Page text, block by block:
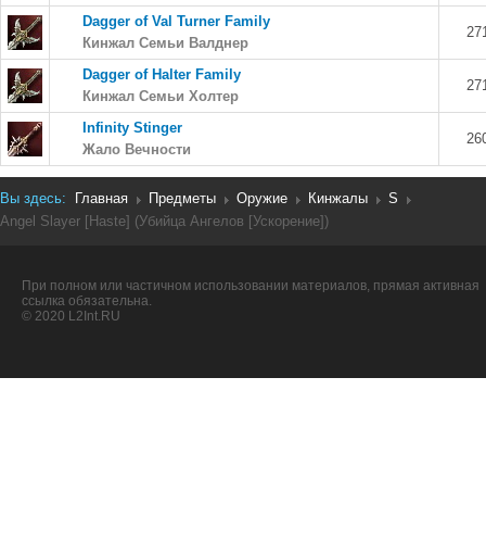
Dagger of Val Turner Family
Кинжал Семьи Валднер
Dagger of Halter Family
Кинжал Семьи Холтер
Infinity Stinger
Жало Вечности
Вы здесь: Главная Предметы Оружие Кинжалы
S
Angel Slayer [Haste] (Убийца Ангелов [Ускорение])
При полном или частичном использовании материалов, прямая активная
ссылка обязательна.
© 2020 L2Int.RU